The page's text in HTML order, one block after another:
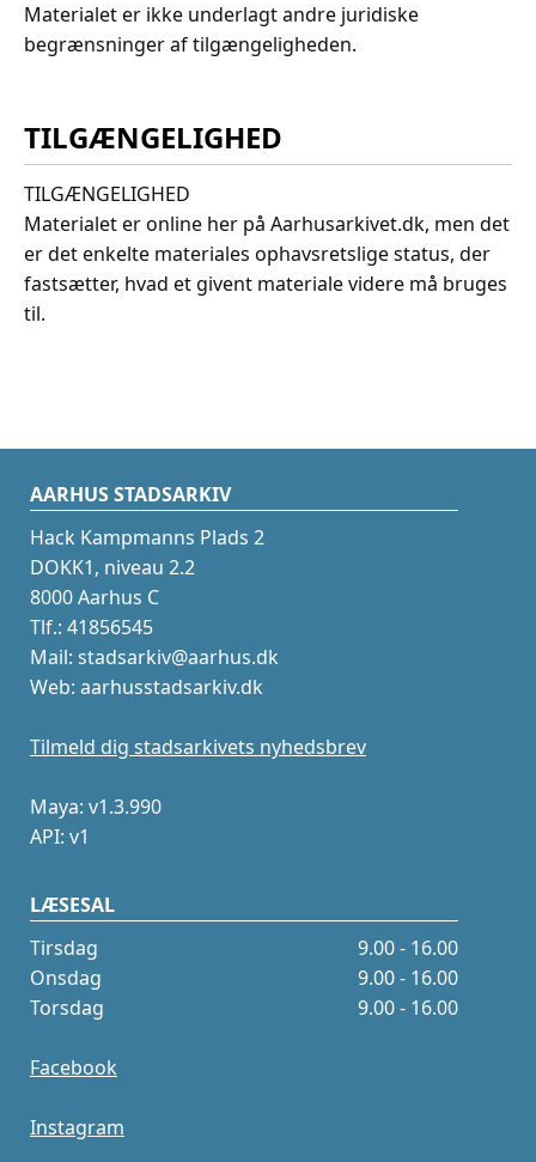
Materialet er ikke underlagt andre juridiske
begrænsninger af tilgængeligheden.
TILGÆNGELIGHED
TILGÆNGELIGHED
Materialet er online her på Aarhusarkivet.dk, men det
er det enkelte materiales ophavsretslige status, der
fastsætter, hvad et givent materiale videre må bruges
til.
AARHUS STADSARKIV
Hack Kampmanns Plads 2
DOKK1, niveau 2.2
8000 Aarhus C
Tlf.: 41856545
Mail: stadsarkiv@aarhus.dk
Web: aarhusstadsarkiv.dk
Tilmeld dig stadsarkivets nyhedsbrev
Maya: v1.3.990
API: v1
LÆSESAL
Tirsdag
9.00 - 16.00
Onsdag
9.00 - 16.00
Torsdag
9.00 - 16.00
Facebook
Instagram